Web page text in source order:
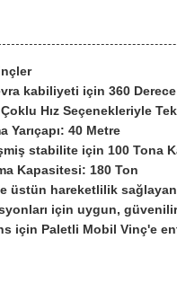
kabiliyeti için 360 Derece
Hız Seçenekleriyle
Yarıçapı: 40 Metre
stabilite için 100 Tona
Kapasitesi: 180 Ton
üstün hareketlilik
için uygun,
için Paletli Mobil Vinç'e